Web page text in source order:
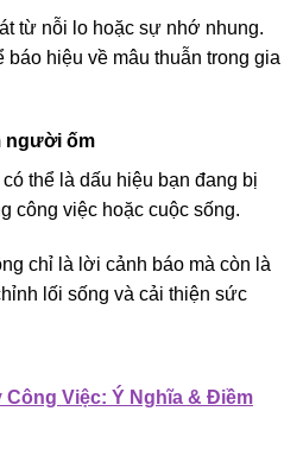
từ nỗi lo hoặc sự nhớ nhung.
báo hiệu về mâu thuẫn trong gia
người ốm
thể là dấu hiệu bạn đang bị
công việc hoặc cuộc sống.
chỉ là lời cảnh báo mà còn là
lối sống và cải thiện sức
Công Việc: Ý Nghĩa & Điềm